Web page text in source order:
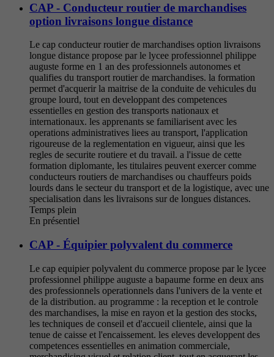
CAP - Conducteur routier de marchandises
option livraisons longue distance
Le cap conducteur routier de marchandises option livraisons
longue distance propose par le lycee professionnel philippe
auguste forme en 1 an des professionnels autonomes et
qualifies du transport routier de marchandises. la formation
permet d'acquerir la maitrise de la conduite de vehicules du
groupe lourd, tout en developpant des competences
essentielles en gestion des transports nationaux et
internationaux. les apprenants se familiarisent avec les
operations administratives liees au transport, l'application
rigoureuse de la reglementation en vigueur, ainsi que les
regles de securite routiere et du travail. a l'issue de cette
formation diplomante, les titulaires peuvent exercer comme
conducteurs routiers de marchandises ou chauffeurs poids
lourds dans le secteur du transport et de la logistique, avec une
specialisation dans les livraisons sur de longues distances.
Temps plein
En présentiel
CAP - Équipier polyvalent du commerce
Le cap equipier polyvalent du commerce propose par le lycee
professionnel philippe auguste a bapaume forme en deux ans
des professionnels operationnels dans l'univers de la vente et
de la distribution. au programme : la reception et le controle
des marchandises, la mise en rayon et la gestion des stocks,
les techniques de conseil et d'accueil clientele, ainsi que la
tenue de caisse et l'encaissement. les eleves developpent des
competences essentielles en animation commerciale,